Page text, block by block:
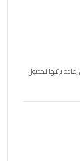
ترتيبها للحصول